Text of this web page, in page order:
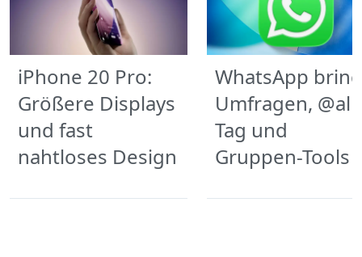
iPhone 20 Pro:
Größere Displays
und fast
nahtloses Design
WhatsApp
Umfragen, @all-
Tag und
Gruppen-Tools